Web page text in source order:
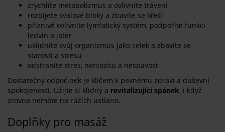
zrychlíte metabolizmus a ovlivníte trávení
rozbijete svalové bloky a zbavíte se křečí
příznivě ovlivníte lymfatický systém, podpoříte funkci
ledvin a jater
uklidníte svůj organizmus jako celek a zbavíte se
starosti a stresu
odstraníte stres, nervozitu a nespavost
Dostatečný odpočinek je klíčem k pevnému zdraví a duševní
spokojenosti. Užijte si klidný a revitalizující spánek, i když
zrovna nemáte na růžích ustláno.
Doplňky pro masáž